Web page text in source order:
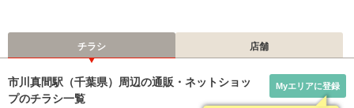
チラシ 店舗
市川真間駅（千葉県）周辺の通販・ネットショッ
プのチラシ一覧
Myエリアに登録